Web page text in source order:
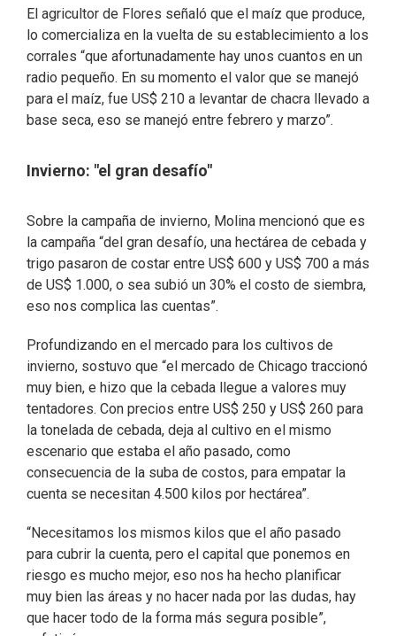
El agricultor de Flores señaló que el maíz que produce,
lo comercializa en la vuelta de su establecimiento a los
corrales “que afortunadamente hay unos cuantos en un
radio pequeño. En su momento el valor que se manejó
para el maíz, fue US$ 210 a levantar de chacra llevado a
base seca, eso se manejó entre febrero y marzo”.
Invierno: "el gran desafío"
Sobre la campaña de invierno, Molina mencionó que es
la campaña “del gran desafío, una hectárea de cebada y
trigo pasaron de costar entre US$ 600 y US$ 700 a más
de US$ 1.000, o sea subió un 30% el costo de siembra,
eso nos complica las cuentas”.
Profundizando en el mercado para los cultivos de
invierno, sostuvo que “el mercado de Chicago traccionó
muy bien, e hizo que la cebada llegue a valores muy
tentadores. Con precios entre US$ 250 y US$ 260 para
la tonelada de cebada, deja al cultivo en el mismo
escenario que estaba el año pasado, como
consecuencia de la suba de costos, para empatar la
cuenta se necesitan 4.500 kilos por hectárea”.
“Necesitamos los mismos kilos que el año pasado
para cubrir la cuenta, pero el capital que ponemos en
riesgo es mucho mejor, eso nos ha hecho planificar
muy bien las áreas y no hacer nada por las dudas, hay
que hacer todo de la forma más segura posible”,